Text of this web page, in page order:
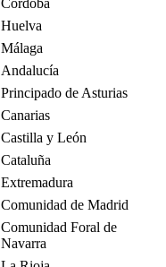
Córdoba
Huelva
Málaga
Andalucía
Principado de Asturias
Canarias
Castilla y León
Cataluña
Extremadura
Comunidad de Madrid
Comunidad Foral de
Navarra